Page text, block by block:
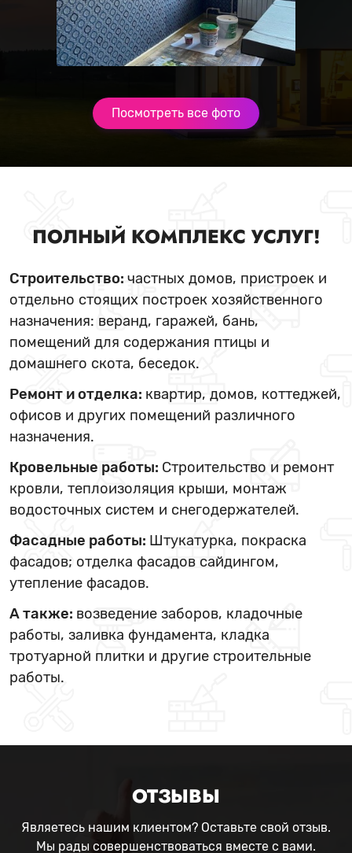
Посмотреть все фото
ПОЛНЫЙ КОМПЛЕКС УСЛУГ!
Строительство: частных домов, пристроек и
отдельно стоящих построек хозяйственного
назначения: веранд, гаражей, бань,
помещений для содержания птицы и
домашнего скота, беседок.
Ремонт и отделка: квартир, домов, коттеджей,
офисов и других помещений различного
назначения.
Кровельные работы: Строительство и ремонт
кровли, теплоизоляция крыши, монтаж
водосточных систем и снегодержателей.
Фасадные работы: Штукатурка, покраска
фасадов; отделка фасадов сайдингом,
утепление фасадов.
А также: возведение заборов, кладочные
работы, заливка фундамента, кладка
тротуарной плитки и другие строительные
работы.
ОТЗЫВЫ
Являетесь нашим клиентом? Оставьте свой отзыв.
Мы рады совершенствоваться вместе с вами.